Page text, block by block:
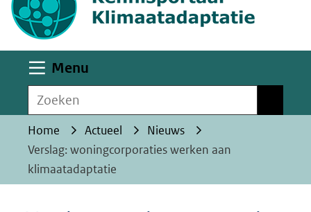
deze
website
worden
toegestaan
geweigerd.
Menu
Zoeken
Home Actueel
Nieuws
Verslag: woningcorporaties werken aan
klimaatadaptatie